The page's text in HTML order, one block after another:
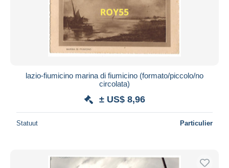
lazio-fiumicino marina di fiumicino (formato/piccolo/no
circolata)
± US$ 8,96
Statuut Particulier